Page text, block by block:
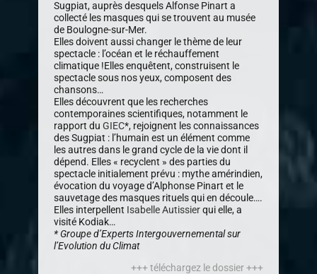
Sugpiat, auprès desquels Alfonse Pinart a
collecté les masques qui se trouvent au musée
de Boulogne-sur-Mer.
Elles doivent aussi changer le thème de leur
spectacle : l’océan et le réchauffement
climatique !Elles enquêtent, construisent le
spectacle sous nos yeux, composent des
chansons…
Elles découvrent que les recherches
contemporaines scientifiques, notamment le
rapport duGIEC*, rejoignent les connaissances
des Sugpiat : l’humain est un élément comme
les autres dans le grand cycle de la vie dont il
dépend. Elles « recyclent » des parties du
spectacle initialement prévu : mythe amérindien,
évocation du voyage d’Alphonse Pinart et le
sauvetage des masques rituels qui en découle….
Elles interpellent Isabelle Autissierqui elle, a
visité Kodiak…
* Groupe d’Experts Intergouvernemental sur
l’Evolution du Climat
+++ téléchargez le dossier +++